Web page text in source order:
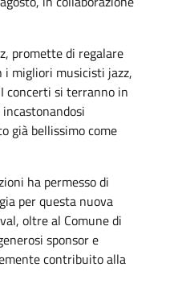
promette di regalare
migliori musicisti jazz,
concerti si terranno in
già bellissimo come
ha permesso di
per questa nuova
oltre al Comune di
sponsor e
contribuito alla